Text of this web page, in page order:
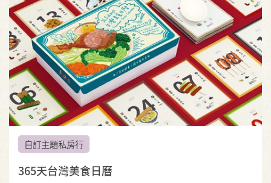
自訂主題私房行
365天台灣美食日曆